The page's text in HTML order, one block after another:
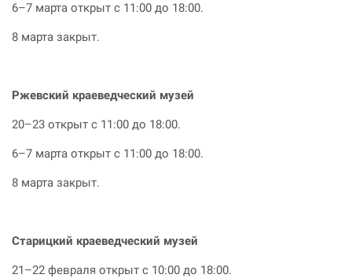
6–7 марта открыт с 11:00 до 18:00.
8 марта закрыт.
Ржевский краеведческий музей
20–23 открыт с 11:00 до 18:00.
6–7 марта открыт с 11:00 до 18:00.
8 марта закрыт.
Старицкий краеведческий музей
21–22 февраля открыт с 10:00 до 18:00.